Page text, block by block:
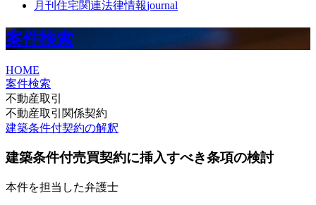
月刊住宅関連法律情報journal
案件検索
HOME
案件検索
不動産取引
不動産取引関係契約
建築条件付契約の解釈
建築条件付売買契約に挿入すべき条項の検討
本件を担当した弁護士